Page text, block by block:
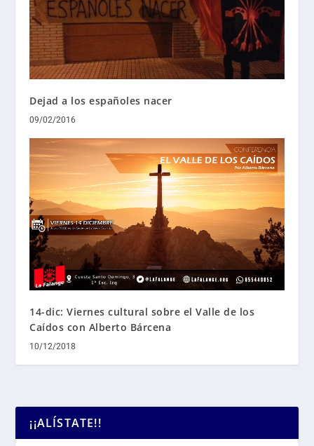
Dejad a los españoles nacer
09/02/2016
14-dic: Viernes cultural sobre el Valle de los
Caídos con Alberto Bárcena
10/12/2018
¡¡ALÍSTATE!!